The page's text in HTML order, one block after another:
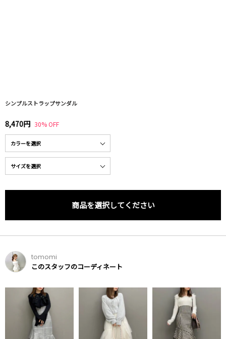
シンプルストラップサンダル
8,470円 30% OFF
商品を選択してください
tomomi
このスタッフのコーディネート